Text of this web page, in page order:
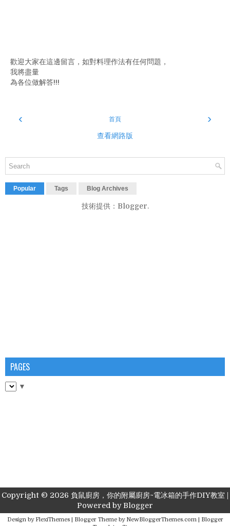
歡迎大家在這邊留言，如對料理作法有任何問題，
我將盡量
為各位做解答!!!
‹ ›
首頁
查看網路版
Popular Tags Blog Archives
技術提供： Blogger.
PAGES
▼
Copyright © 2026 負鼠廚房，你的附屬廚房~電冰箱的手作DIY教室
Powered byBlogger
Design by FlexiThemes| Blogger Theme by NewBloggerThemes.com|
Blogger